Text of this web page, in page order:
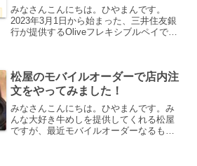
みなさんこんにちは。ひやまんです。
2023年3月1日から始まった、三井住友銀
行が提供するOliveフレキシブルペイです
イ...
松屋のモバイルオーダーで店内注
文をやってみました！
みなさんこんにちは。ひやまんです。み
んな大好き牛めしを提供してくれる松屋
ですが、最近モバイルオーダーなるもの